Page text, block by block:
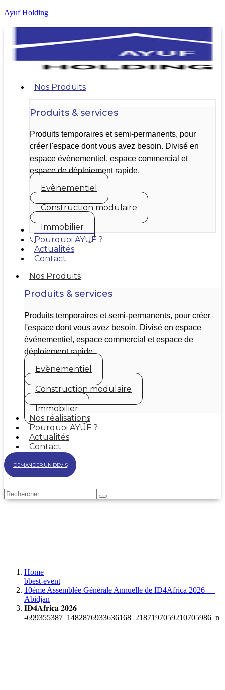
Ayuf Holding
Nos Produits
Produits & services
Produits temporaires et semi-permanents, pour
créer l'espace dont vous avez besoin. Divisé en
espace événementiel, espace commercial et
espace de déploiement rapide.
Evènementiel
Construction modulaire
Immobilier
Nos réalisations
Pourquoi AYUF ?
Actualités
Contact
Nos Produits
Produits & services
Produits temporaires et semi-permanents, pour créer
l'espace dont vous avez besoin. Divisé en espace
événementiel, espace commercial et espace de
déploiement rapide.
Evènementiel
Construction modulaire
Immobilier
Nos réalisations
Pourquoi AYUF ?
Actualités
Contact
DEMANDER UN DEVIS
Home
bbest-event
10ème Assemblée Générale Annuelle de ID4Africa 2026 —
Abidjan
𝐈𝐃𝟒𝐀𝐟𝐫𝐢𝐜𝐚 𝟐𝟎𝟐𝟔
-699355387_1482876933636168_2187197059210705986_n